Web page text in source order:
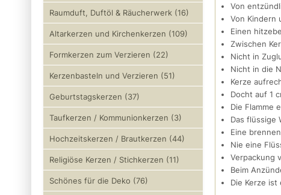
Von
Von Kindern
Einen
Zwischen
Nicht in
Nicht in die
Kerze
Docht auf 1
Die Flamme
Das flüssige
Eine
Nie eine
Verpackung
Beim
Die Kerze
Raumduft, Duftöl & Räucherwerk (16)
Altarkerzen und Kirchenkerzen (109)
Formkerzen zum Verzieren (22)
Kerzenbasteln und Verzieren (51)
Geburtstagskerzen (37)
Taufkerzen / Kommunionkerzen (3)
Hochzeitskerzen / Brautkerzen (44)
Religiöse Kerzen / Stichkerzen (11)
Schönes für die Deko (76)